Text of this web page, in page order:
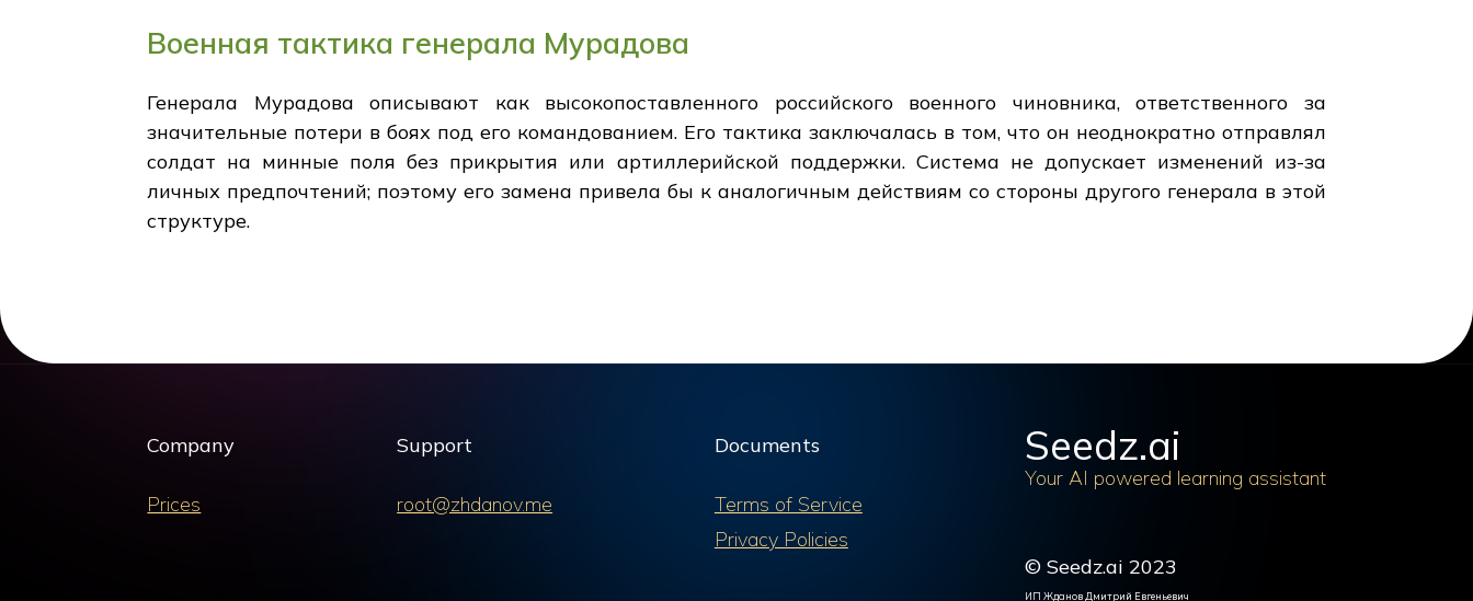
Военная тактика генерала Мурадова
Генерала Мурадова описывают как высокопоставленного российского военного чиновника, ответственного за
значительные потери в боях под его командованием. Его тактика заключалась в том, что он неоднократно отправлял
солдат на минные поля без прикрытия или артиллерийской поддержки. Система не допускает изменений из-за
личных предпочтений; поэтому его замена привела бы к аналогичным действиям со стороны другого генерала в этой
структуре.
Company
Prices
Support
root@zhdanov.me
Documents
Terms of Service
Privacy Policies
Seedz.ai
Your AI powered learning assistant
© Seedz.ai 2023
ИП Жданов Дмитрий Евгеньевич